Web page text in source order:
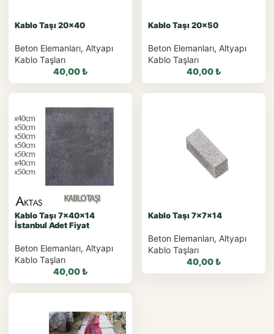
Kablo Taşı 20×40
Beton Elemanları, Altyapı
Kablo Taşları
40,00₺
WhatsApp ile
Sipariş
WhatsApp Teklif Al
Kablo Taşı 20×50
Beton Elemanları, Altyapı
Kablo Taşları
40,00₺
WhatsApp ile
Sipariş
Kablo Taşı 7x40x14
İstanbul Adet Fiyat
Beton Elemanları, Altyapı
Kablo Taşları
40,00₺
Kablo Taşı 7x7x14
Beton Elemanları, Altyapı
Kablo Taşları
40,00₺